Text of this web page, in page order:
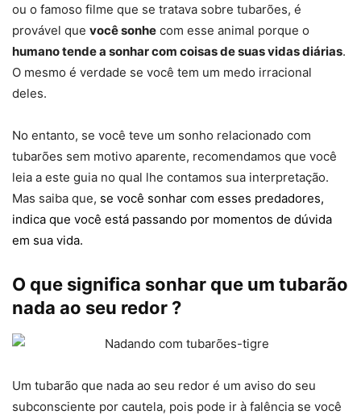
ou o famoso filme que se tratava sobre tubarões, é
provável que você sonhe com esse animal porque o
humano tende a sonhar com coisas de suas vidas diárias.
O mesmo é verdade se você tem um medo irracional
deles.
No entanto, se você teve um sonho relacionado com
tubarões sem motivo aparente, recomendamos que você
leia a este guia no qual lhe contamos sua interpretação.
Mas saiba que, se você sonhar com esses predadores,
indica que você está passando por momentos de dúvida
em sua vida.
O que significa sonhar que um tubarão
nada ao seu redor ?
Um tubarão que nada ao seu redor é um aviso do seu
subconsciente por cautela, pois pode ir à falência se você